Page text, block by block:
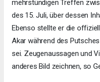
mehrstündigen Treffen
des 15. Juli, über dessen
Ebenso stellte er die
Akar während des
sei. Zeugenaussagen und
anderes Bild zeichnen, so